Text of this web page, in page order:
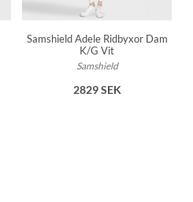
Samshield Adele Ridbyxor Dam
K/G Vit
Samshield
2829 SEK